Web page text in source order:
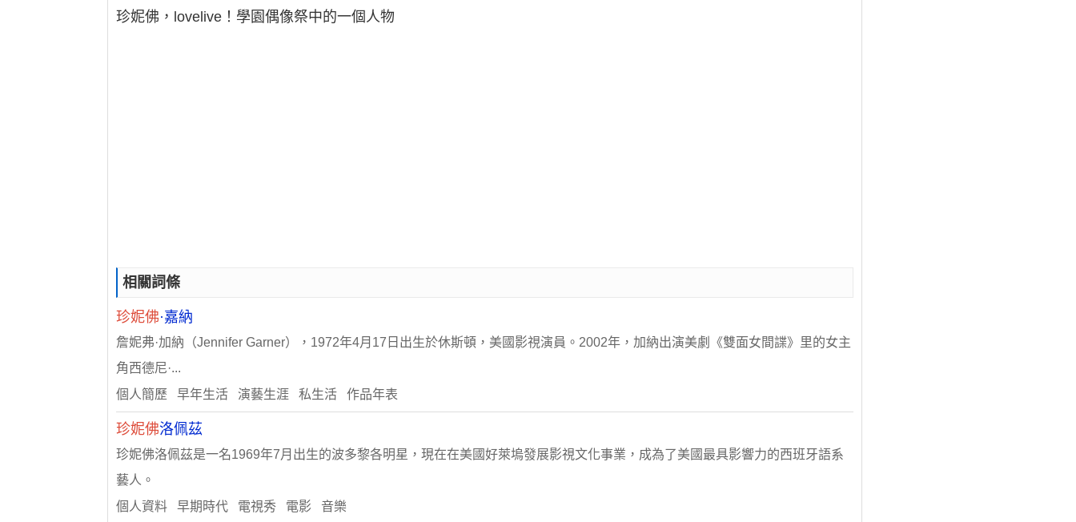
珍妮佛，lovelive！學園偶像祭中的一個人物
相關詞條
珍妮佛·嘉納
詹妮弗·加納（Jennifer Garner），1972年4月17日出生於休斯頓，美國影視演員。2002年，加納出演美劇《雙面女間諜》里的女主
角西德尼·...
個人簡歷 早年生活 演藝生涯 私生活 作品年表
珍妮佛洛佩茲
珍妮佛洛佩茲是一名1969年7月出生的波多黎各明星，現在在美國好萊塢發展影視文化事業，成為了美國最具影響力的西班牙語系
藝人。
個人資料 早期時代 電視秀 電影 音樂